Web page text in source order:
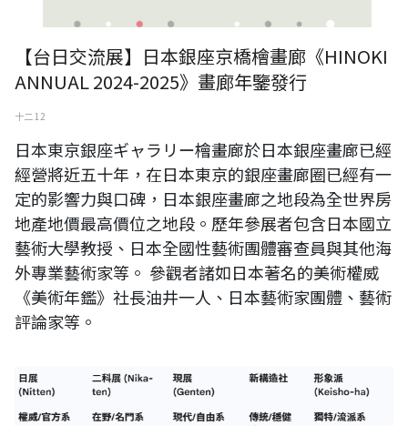
【台日交流展】日本銀座京橋檜畫廊《HINOKI
ANNUAL 2024-2025》畫廊年鑒發行
十二 12
日本東京銀座ギャラリー檜畫廊於日本銀座畫廊已經
經營將近五十年，在日本東京的銀座畫廊圈已經有一
定的影響力與口碑，日本銀座畫廊之地段為全世界房
地產地價最高價位之地段。歷年參展者包含日本國立
藝術大學教授、日本全國性藝術團體審查員與其他海
外專業藝術家等。 參觀者諸如日本著名的美術權威
《美術年鑑》社長油井一人、日本藝術家團體、藝術
評論家等。